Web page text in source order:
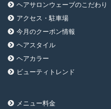
ヘアサロンウェーブのこだわり
アクセス・駐車場
今月のクーポン情報
ヘアスタイル
ヘアカラー
ビューティトレンド
メニュー料金